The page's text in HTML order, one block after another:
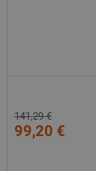
141,29 €
99,20 €